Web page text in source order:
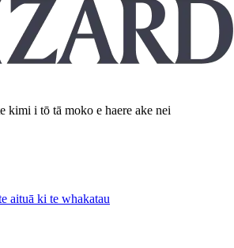
kimi i tō tā moko e haere ake nei
aituā ki te whakatau